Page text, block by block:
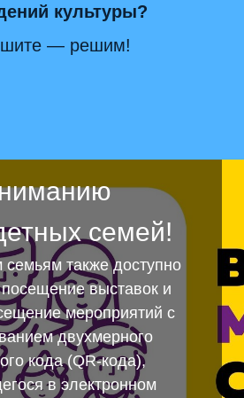
культуры?
— решим!
семей!
также доступно
выставок и
мероприятий с
двухмерного
кода (QR-кода),
в электронном